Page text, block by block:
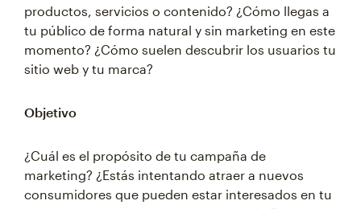
productos, servicios o contenido? ¿Cómo llegas a
tu público de forma natural y sin marketing en este
momento? ¿Cómo suelen descubrir los usuarios tu
sitio web y tu marca?
Objetivo
¿Cuál es el propósito de tu campaña de
marketing? ¿Estás intentando atraer a nuevos
consumidores que pueden estar interesados en tu